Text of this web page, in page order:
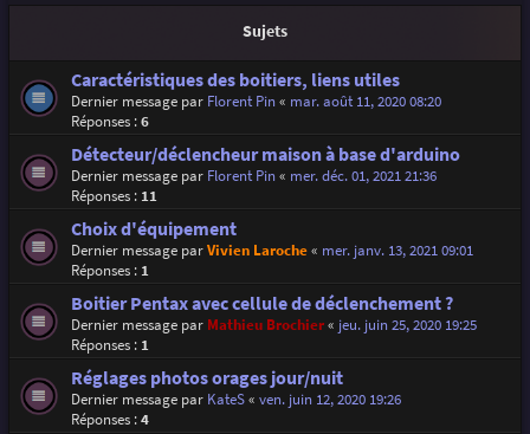
Sujets
Caractéristiques des boitiers, liens utiles
Dernier message par Florent Pin« mar. août 11, 2020 08:20
Réponses :6
Détecteur/déclencheur maison à base d'arduino
Dernier message par Florent Pin« mer. déc. 01, 2021 21:36
Réponses : 11
Choix d'équipement
Dernier message parVivien Laroche« mer. janv. 13, 2021 09:01
Réponses : 1
Boitier Pentax avec cellule de déclenchement ?
Dernier message par Mathieu Brochier« jeu. juin 25, 2020 19:25
Réponses : 1
Réglages photos orages jour/nuit
Dernier message par KateS« ven. juin 12, 2020 19:26
Réponses :4